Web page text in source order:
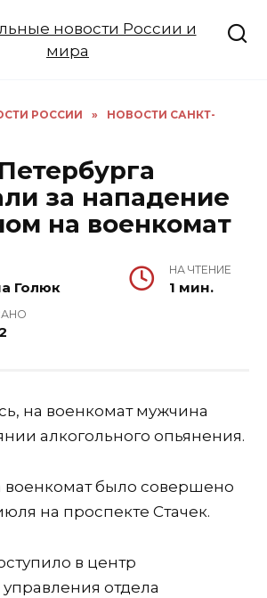
РОССИИ »
НОВОСТИ САНКТ-
за нападение
на военкомат
Голюк
НА ЧТЕНИЕ
1 мин.
на военкомат мужчина
алкогольного опьянения.
военкомат было совершено
на проспекте Стачек.
в центр
отдела